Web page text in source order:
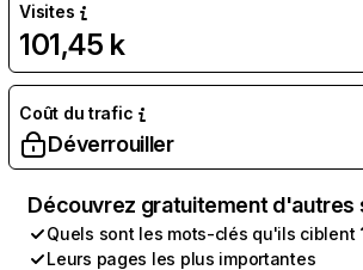
Visites
101,45 k
Coût du trafic
Déverrouiller
Découvrez gratuitement
Quels sont les mots-clés qu'ils ciblent
Leurs pages les plus importantes